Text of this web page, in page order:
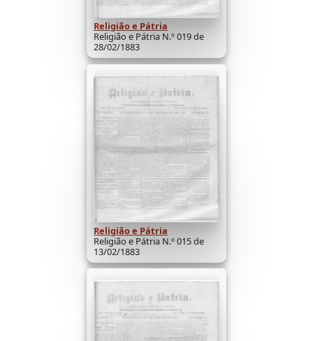
Religião e Pátria
Religião e Pátria N.º 019 de
28/02/1883
Religião e Pátria
Religião e Pátria N.º 015 de
13/02/1883